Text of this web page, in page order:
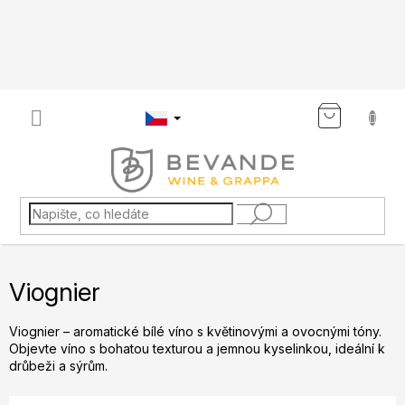
Viognier
Viognier – aromatické bílé víno s květinovými a ovocnými tóny.
Objevte víno s bohatou texturou a jemnou kyselinkou, ideální k
drůbeži a sýrům.